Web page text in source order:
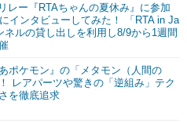
レー『RTAちゃんの夏休み』に参加
インタビューしてみた！ 「RTA in Ja
ネルの貸し出しを利用し8/9から1週間
ポケモン』の「メタモン（人間の
レアパーツや驚きの「逆組み」テク
を徹底追求